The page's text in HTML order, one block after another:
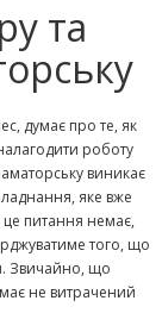
та
думає про те, як
роботу
виникає
яке вже
це питання немає,
того, що
Звичайно, що
не витрачений